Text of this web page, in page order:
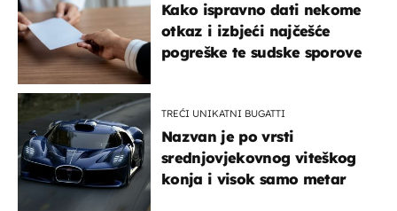
Kako ispravno dati nekome
otkaz i izbjeći najčešće
pogreške te sudske sporove
TREĆI UNIKATNI BUGATTI
Nazvan je po vrsti
srednjovjekovnog viteškog
konja i visok samo metar